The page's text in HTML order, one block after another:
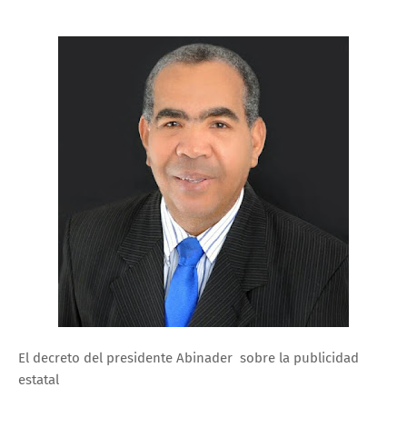
El decreto del presidente Abinader sobre la publicidad
estatal